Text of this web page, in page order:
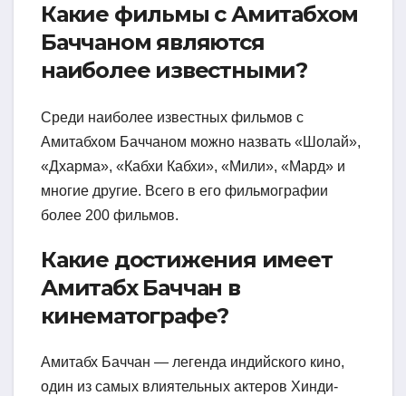
Какие фильмы с Амитабхом
Баччаном являются
наиболее известными?
Среди наиболее известных фильмов с
Амитабхом Баччаном можно назвать «Шолай»,
«Дхарма», «Кабхи Кабхи», «Мили», «Мард» и
многие другие. Всего в его фильмографии
более 200 фильмов.
Какие достижения имеет
Амитабх Баччан в
кинематографе?
Амитабх Баччан — легенда индийского кино,
один из самых влиятельных актеров Хинди-